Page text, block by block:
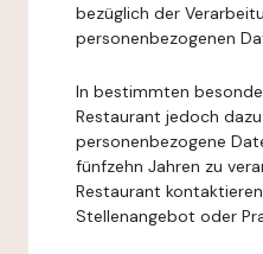
bezüglich der
personenbezogenen
In bestimmten
Restaurant jedoch
personenbezogene
fünfzehn Jahren zu
Restaurant
Stellenangebot oder